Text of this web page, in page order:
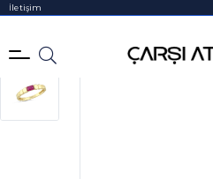
İletişim